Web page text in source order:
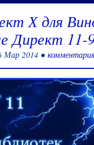
Х для
Директ 11-
Мар 2014 ●